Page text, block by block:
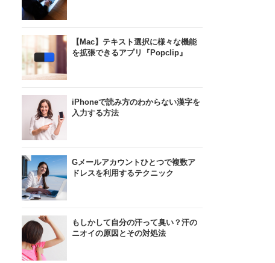
【Mac】テキスト選択に様々な機能
を拡張できるアプリ『Popclip』
iPhoneで読み方のわからない漢字を
入力する方法
Gメールアカウントひとつで複数ア
ドレスを利用するテクニック
もしかして自分の汗って臭い？汗の
ニオイの原因とその対処法